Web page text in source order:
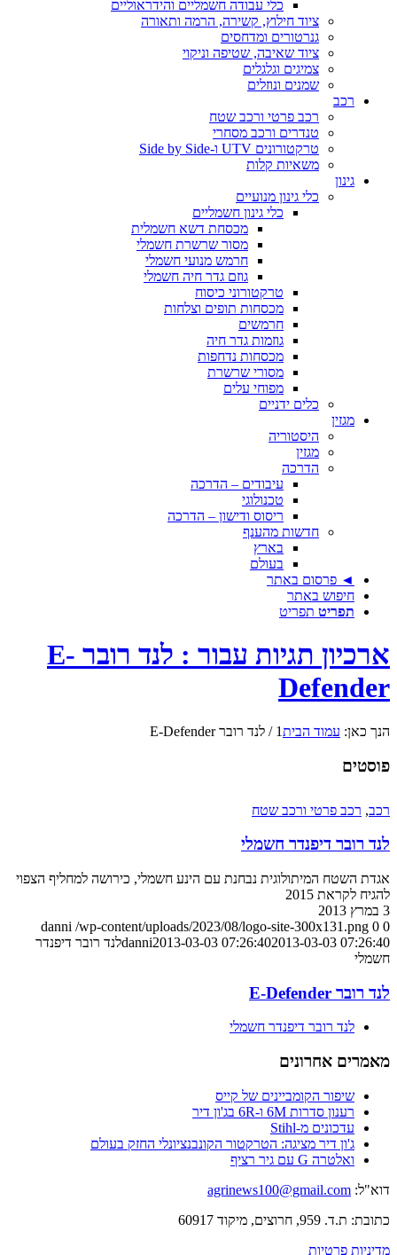
כלי עבודה חשמליים והידראוליים
ציוד חילוץ, קשירה, הרמה ותאורה
גנרטורים ומדחסים
ציוד שאיבה, שטיפה וניקוי
צמיגים וגלגלים
שמנים ונוזלים
רכב
רכב פרטי ורכב שטח
טנדרים ורכב מסחרי
טרקטורונים UTV ו-Side by Side
משאיות קלות
גינון
כלי גינון מנועיים
כלי גינון חשמליים
מכסחת דשא חשמלית
מסור שרשרת חשמלי
חרמש מנועי חשמלי
גוזם גדר חיה חשמלי
טרקטורוני כיסוח
מכסחות תופים וצלחות
חרמשים
גוזמות גדר חיה
מכסחות נדחפות
מסורי שרשרת
מפוחי עלים
כלים ידניים
מגזין
היסטוריה
מגזין
הדרכה
עיבודים – הדרכה
טכנולוגי
ריסוס ודישון – הדרכה
חדשות מהענף
בארץ
בעולם
◄ פרסום באתר
חיפוש באתר
תפריט תפריט
ארכיון תגיות עבור : לנד רובר E-
Defender
הנך כאן: עמוד הבית1
/ לנד רובר E-Defender
פוסטים
רכב, רכב פרטי ורכב שטח
לנד רובר דיפנדר חשמלי
אגדת השטח המיתולוגית נבחנת עם הינע חשמלי, כירושה למחליף הצפוי
להגיח לקראת 2015
3 במרץ 2013
0
0
danni /wp-content/uploads/2023/08/logo-site-300x131.png
danni2013-03-03 07:26:402013-03-03 07:26:40
לנד רובר דיפנדר
חשמלי
לנד רובר E-Defender
לנד רובר דיפנדר חשמלי
מאמרים אחרונים
שיפור הקומביינים של קייס
רענון סדרות 6M ו-6R בג'ון דיר
עדכונים מ-Stihl
ג'ון דיר מציגה: הטרקטור הקונבנציונלי החזק בעולם
ואלטרה G עם גיר רציף
דוא"ל: agrinews100@gmail.com
כתובת: ת.ד. 959, חרוצים, מיקוד 60917
מדיניות פרטיות